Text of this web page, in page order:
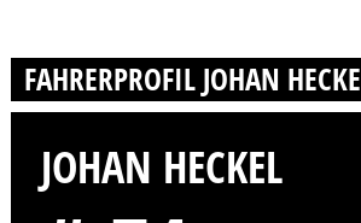
FAHRERPROFIL JOHAN HECKEL
JOHAN HECKEL